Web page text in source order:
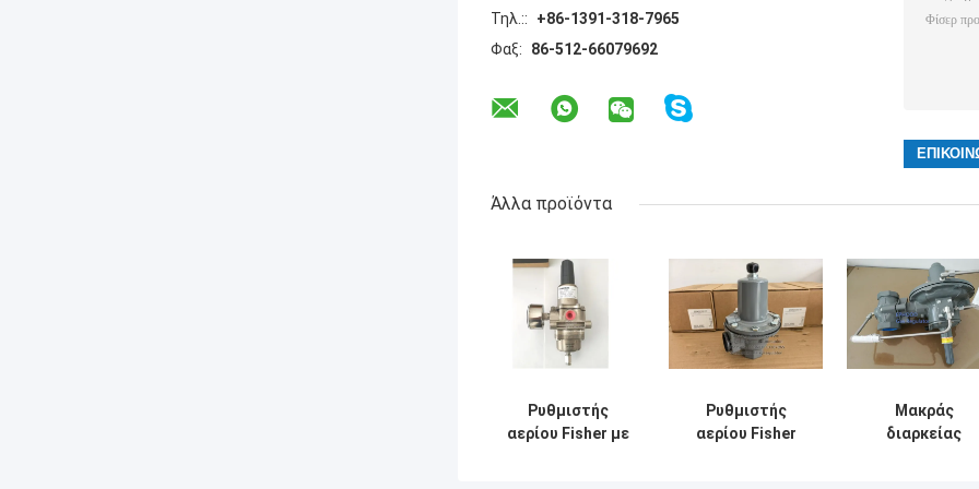
Τηλ.::
+86-1391-318-7965
Φαξ:
86-512-66079692
Άλλα προϊόντα
Ρυθμιστής
αερίου Fisher με
Ρυθμιστής
αερίου Fisher
Μακράς
διαρκείας